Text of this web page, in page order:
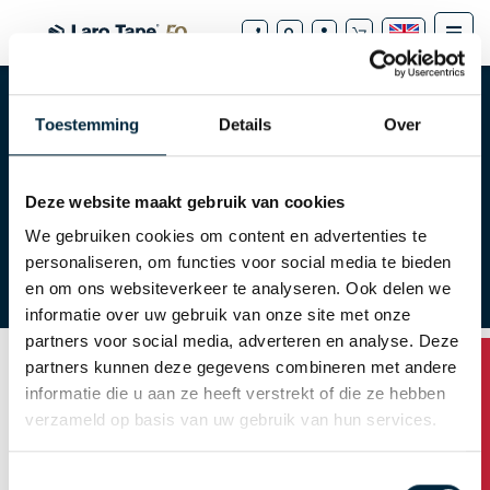
Toestemming Details Over
Deze website maakt gebruik van cookies
We gebruiken cookies om content en advertenties te
personaliseren, om functies voor social media te bieden
en om ons websiteverkeer te analyseren. Ook delen we
informatie over uw gebruik van onze site met onze
partners voor social media, adverteren en analyse. Deze
partners kunnen deze gegevens combineren met andere
informatie die u aan ze heeft verstrekt of die ze hebben
verzameld op basis van uw gebruik van hun services.
All about tape How do I order?
Downloads FAQ
Request password